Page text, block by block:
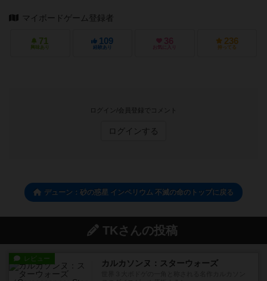
マイボードゲーム登録者
71
興味あり
109
経験あり
36
お気に入り
236
持ってる
ログイン/会員登録でコメント
ログインする
デューン：砂の惑星 インペリウム 不滅の命のトップに戻る
TKさんの投稿
レビュー カルカソンヌ：スターウォーズ